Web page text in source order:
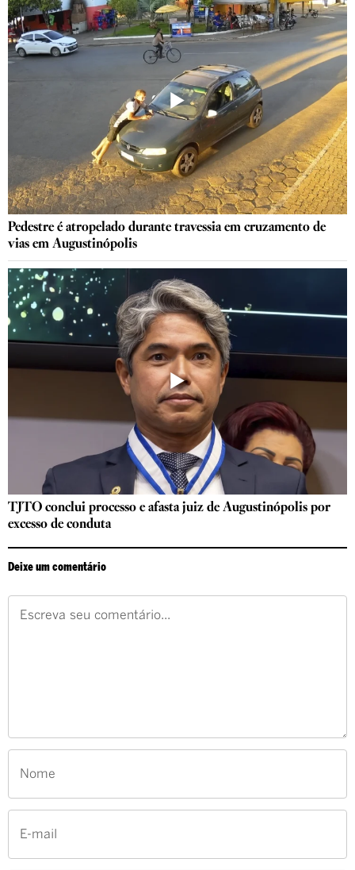
Pedestre é atropelado durante travessia em cruzamento de
vias em Augustinópolis
TJTO conclui processo e afasta juiz de Augustinópolis por
excesso de conduta
Deixe um comentário